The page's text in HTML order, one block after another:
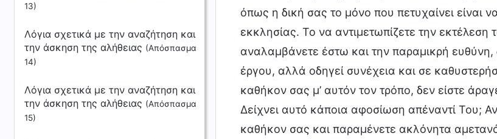
13)
Λόγια σχετικά με την αναζήτηση και
την άσκηση της αλήθειας (Απόσπασμα
14)
Λόγια σχετικά με την αναζήτηση και
την άσκηση της αλήθειας (Απόσπασμα
15)
όπως η δική σας το μόνο που πετυχαίνει είναι
εκκλησίας. Το να αντιμετωπίζετε την
αναλαμβάνετε έστω και την παραμικρή ευθύνη,
έργου, αλλά οδηγεί συνέχεια και σε
καθήκον σας μ’ αυτόν τον τρόπο, δεν είστε
Δείχνει αυτό κάποια αφοσίωση απέναντί Του;
καθήκον σας και παραμένετε ακλόνητα